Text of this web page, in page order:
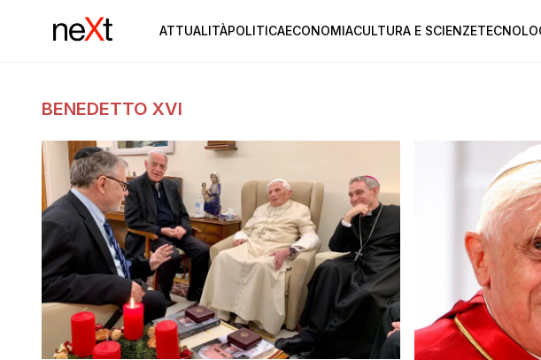
ATTUALITÀPOLITICAECONOMIACULTURA E SCIENZE
BENEDETTO XVI